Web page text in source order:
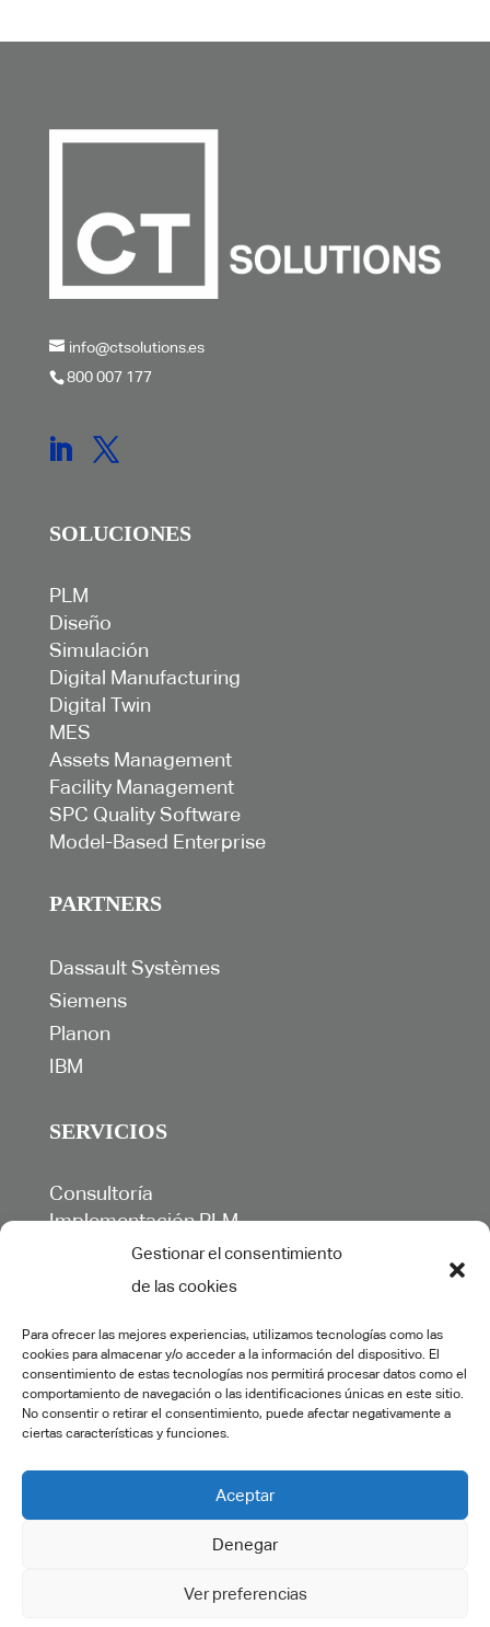
Gestionar el consentimiento
de las cookies
Para ofrecer las mejores experiencias, utilizamos tecnologías como las
cookies para almacenar y/o acceder a la información del dispositivo. El
consentimiento de estas tecnologías nos permitirá procesar datos como el
comportamiento de navegación o las identificaciones únicas en este sitio.
No consentir o retirar el consentimiento, puede afectar negativamente a
ciertas características y funciones.
Aceptar
Denegar
Ver preferencias
info@ctsolutions.es
800 007 177
SOLUCIONES
PLM
Diseño
Simulación
Digital Manufacturing
Digital Twin
MES
Assets Management
Facility Management
SPC Quality Software
Model-Based Enterprise
PARTNERS
Dassault Systèmes
Siemens
Planon
IBM
SERVICIOS
Consultoría
Implementación PLM
Formación
Ingeniería y colaboración
Soporte y mantenimiento
Postventa
Outsourcing
Realidad Virtual y Aumentada
©2023 ctsolutions.es. Todos los derechos reservados.
Política